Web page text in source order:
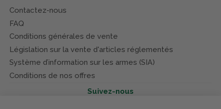
Contactez-nous
FAQ
Conditions générales de vente
Législation sur la vente d'articles réglementés
Système d’information sur les armes (SIA)
Conditions de nos offres
Suivez-nous